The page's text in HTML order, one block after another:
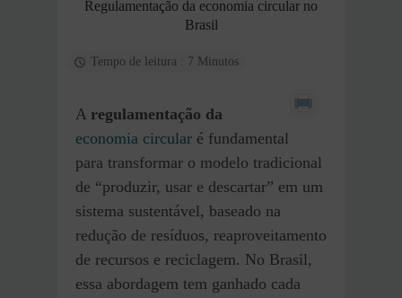
Regulamentação da economia circular no
Brasil
Tempo de leitura : 7 Minutos
A regulamentação da
economia circular é fundamental
para transformar o modelo tradicional
de “produzir, usar e descartar” em um
sistema sustentável, baseado na
redução de resíduos, reaproveitamento
de recursos e reciclagem. No Brasil,
essa abordagem tem ganhado cada